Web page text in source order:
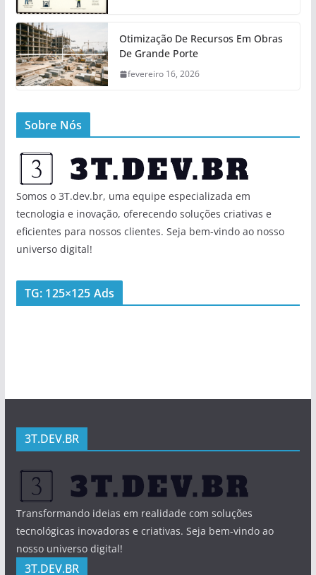
Otimização De Recursos Em Obras
De Grande Porte
fevereiro 16, 2026
Sobre Nós
Somos o 3T.dev.br, uma equipe especializada em
tecnologia e inovação, oferecendo soluções criativas e
eficientes para nossos clientes. Seja bem-vindo ao nosso
universo digital!
TG: 125×125 Ads
3T.DEV.BR
Transformando ideias em realidade com soluções
tecnológicas inovadoras e criativas. Seja bem-vindo ao
nosso universo digital!
3T.DEV.BR